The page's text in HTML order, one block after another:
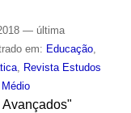
— última
em: Educação,
, Revista Estudos